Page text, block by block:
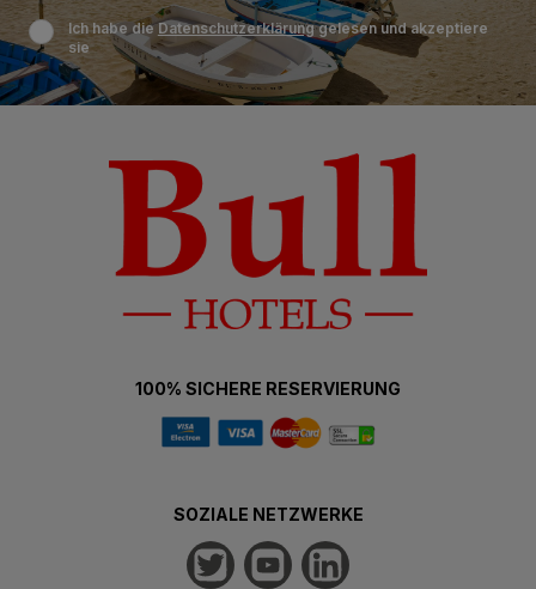
Ich habe die Datenschutzerklärunggelesen und akzeptiere
sie
100% SICHERE RESERVIERUNG
SOZIALE NETZWERKE